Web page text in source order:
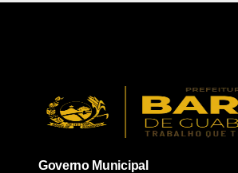
Governo Municipal